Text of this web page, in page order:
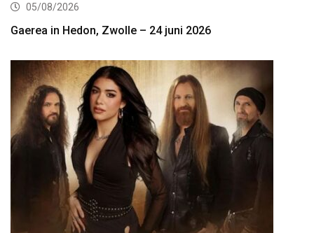
05/08/2026
Gaerea in Hedon, Zwolle – 24 juni 2026